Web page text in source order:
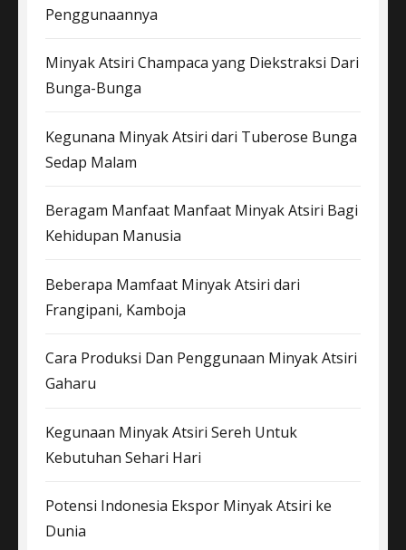
Penggunaannya
Minyak Atsiri Champaca yang Diekstraksi Dari
Bunga-Bunga
Kegunana Minyak Atsiri dari Tuberose Bunga
Sedap Malam
Beragam Manfaat Manfaat Minyak Atsiri Bagi
Kehidupan Manusia
Beberapa Mamfaat Minyak Atsiri dari
Frangipani, Kamboja
Cara Produksi Dan Penggunaan Minyak Atsiri
Gaharu
Kegunaan Minyak Atsiri Sereh Untuk
Kebutuhan Sehari Hari
Potensi Indonesia Ekspor Minyak Atsiri ke
Dunia